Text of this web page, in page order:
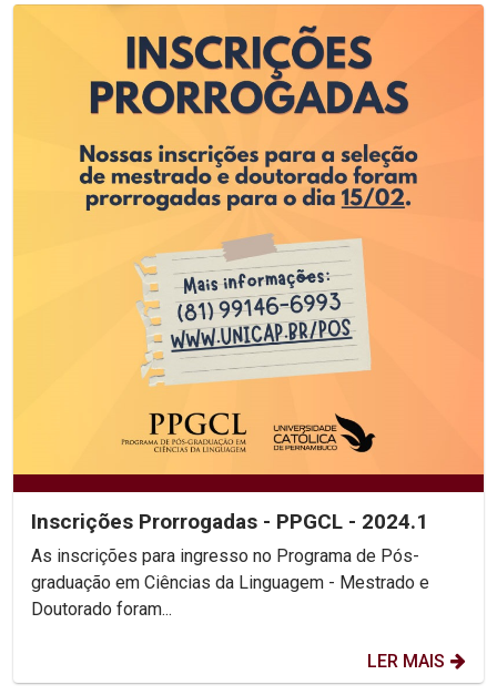
Inscrições Prorrogadas - PPGCL - 2024.1
As inscrições para ingresso no Programa de Pós-
graduação em Ciências da Linguagem - Mestrado e
Doutorado foram...
LER MAIS